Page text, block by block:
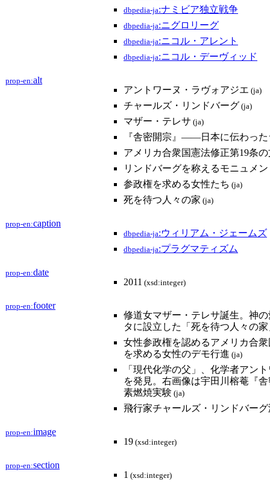
dbpedia-ja:ナミビア独立戦争
dbpedia-ja:ニグロリーグ
dbpedia-ja:ニコル・アレント
dbpedia-ja:ニコル・デーヴィッド
prop-en:alt
アントワーヌ・ラヴォアジエ (ja)
チャールズ・リンドバーグ (ja)
マザー・テレサ (ja)
『舎密開宗』――日本に伝わっ
アメリカ合衆国憲法修正第19条
リンドバーグを称えるモニュメン
参政権を求める女性たち (ja)
死を待つ人々の家 (ja)
prop-en:caption
dbpedia-ja:ウィリアム・ジェームズ
dbpedia-ja:プラグマティズム
prop-en:date
2011 (xsd:integer)
prop-en:footer
修道女マザー・テレサ誕生。神
タに設立した「死を待つ人々の家
女性参政権を認めるアメリカ合
を求める女性のデモ行進 (ja)
「現代化学の父」、化学者アン
を発見。右画像は宇田川榕菴『
素燃焼実験 (ja)
飛行家チャールズ・リンドバー
prop-en:image
19 (xsd:integer)
prop-en:section
1 (xsd:integer)